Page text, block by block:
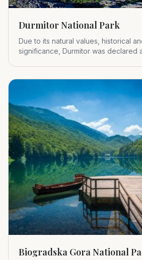
Durmitor National Park
Due to its natural values, historical
significance, Durmitor was declared
Biogradska Gora National